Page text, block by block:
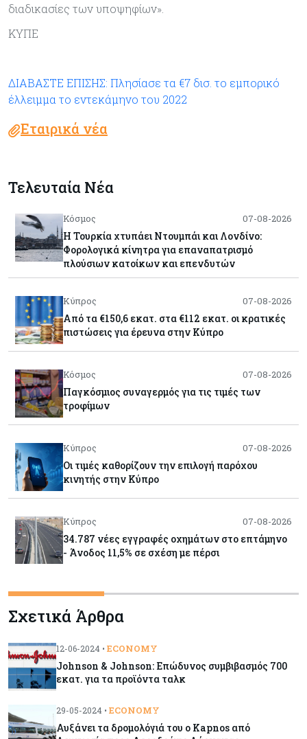
διαδικασίες των υποψηφίων».
ΚΥΠΕ
ΔΙΑΒΑΣΤΕ ΕΠΙΣΗΣ: Πλησίασε τα €7 δισ. το εμπορικό
έλλειμμα το εντεκάμηνο του 2022
Εταιρικά νέα
Τελευταία Νέα
Κόσμος 07-08-2026
Η Τουρκία χτυπάει Ντουμπάι και Λονδίνο:
Φορολογικά κίνητρα για επαναπατρισμό
πλούσιων κατοίκων και επενδυτών
Κύπρος 07-08-2026
Από τα €150,6 εκατ. στα €112 εκατ. οι κρατικές
πιστώσεις για έρευνα στην Κύπρο
Κόσμος 07-08-2026
Παγκόσμιος συναγερμός για τις τιμές των
τροφίμων
Κύπρος 07-08-2026
Οι τιμές καθορίζουν την επιλογή παρόχου
κινητής στην Κύπρο
Κύπρος 07-08-2026
34.787 νέες εγγραφές οχημάτων στο επτάμηνο
- Άνοδος 11,5% σε σχέση με πέρσι
Κόσμος 07-08-2026
ΕΚΤ: Αιφνιδιάστηκε από την πώληση ευρώ από
τις ΗΠΑ
Κύπρος 07-08-2026
Χορηγία €10.000 για υποτροφίες σε φοιτητές του
Σχετικά Άρθρα
12-06-2024 • ECONOMY
Johnson & Johnson: Επώδυνος συμβιβασμός 700
εκατ. για τα προϊόντα ταλκ
29-05-2024 • ECONOMY
Αυξάνει τα δρομολόγιά του ο Kapnos από